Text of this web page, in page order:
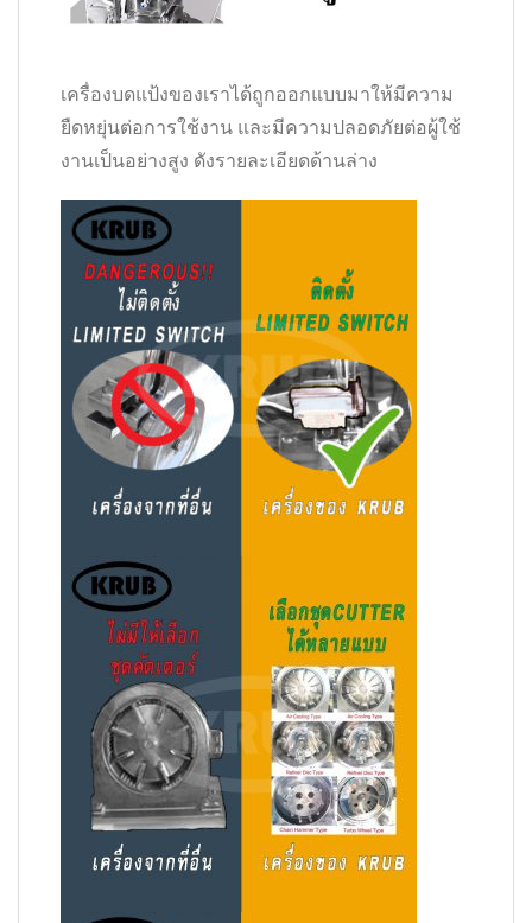
เครื่องบดแป้งของเราได้ถูกออกแบบมาให้มีความ
ยืดหยุ่นต่อการใช้งาน และมีความปลอดภัยต่อผู้ใช้
งานเป็นอย่างสูง ดังรายละเอียดด้านล่าง